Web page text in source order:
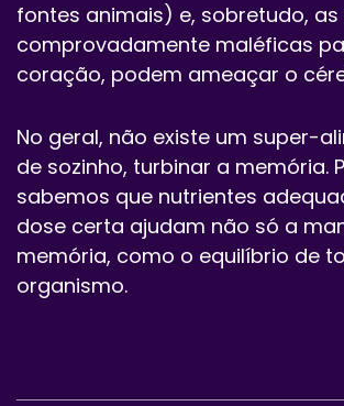
fontes animais) e, sobretudo,
comprovadamente maléficas
coração, podem ameaçar o
No geral, não existe um super-
de sozinho, turbinar a memória.
sabemos que nutrientes
dose certa ajudam não só a
memória, como o equilíbrio de
organismo.